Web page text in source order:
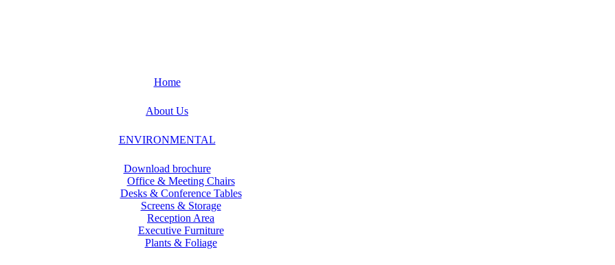
Home
About Us
ENVIRONMENTAL
Download brochure
Office & Meeting Chairs
Desks & Conference Tables
Screens & Storage
Reception Area
Executive Furniture
Plants & Foliage